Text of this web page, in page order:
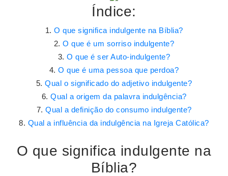
Índice:
O que significa indulgente na Bíblia?
O que é um sorriso indulgente?
O que é ser Auto-indulgente?
O que é uma pessoa que perdoa?
Qual o significado do adjetivo indulgente?
Qual a origem da palavra indulgência?
Qual a definição do consumo indulgente?
Qual a influência da indulgência na Igreja Católica?
O que significa indulgente na
Bíblia?